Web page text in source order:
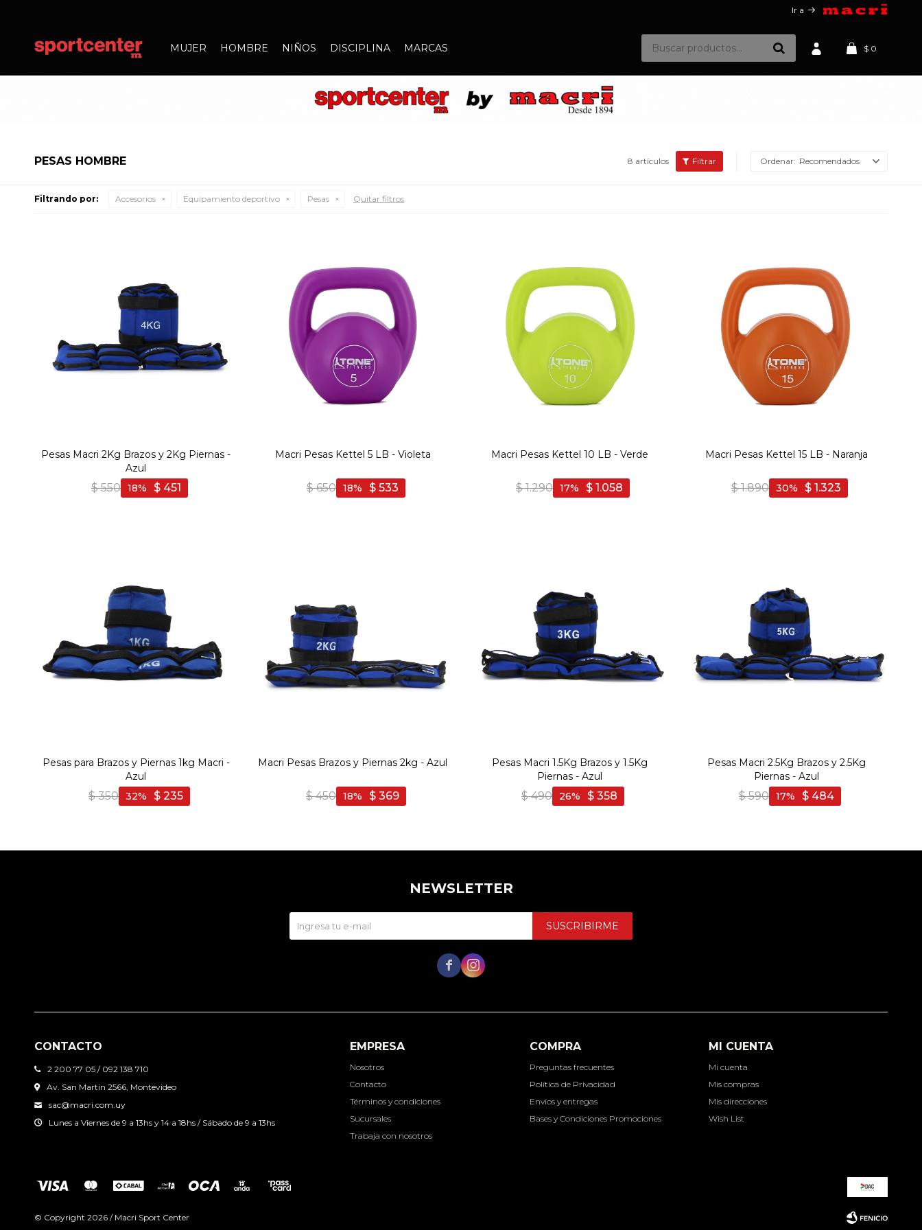
MUJER HOMBRE NIÑOS DISCIPLINA MARCAS $ 0
Ir a
PESAS HOMBRE 8 artículos Recomendados
Filtrando por: Accesorios Equipamiento deportivo Pesas Quitar filtros
Pesas Macri 2Kg Brazos y 2Kg Piernas -
Azul
$ 550 $ 451
18
Macri Pesas Kettel 5 LB - Violeta
$ 650 $ 533
18
Macri Pesas Kettel 10 LB - Verde
$ 1.290 $ 1.058
17
Macri Pesas Kettel 15 LB - Naranja
$ 1.890 $ 1.323
30
Pesas para Brazos y Piernas 1kg Macri -
Azul
$ 350 $ 235
32
Macri Pesas Brazos y Piernas 2kg - Azul
$ 450 $ 369
18
Pesas Macri 1.5Kg Brazos y 1.5Kg
Piernas - Azul
$ 490 $ 358
26
Pesas Macri 2.5Kg Brazos y 2.5Kg
Piernas - Azul
$ 590 $ 484
17
CONTACTO
2 200 77 05 / 092 138 710
Av. San Martin 2566, Montevideo
sac@macri.com.uy
Lunes a Viernes de 9 a 13hs y 14 a 18hs / Sábado de 9 a 13hs
EMPRESA
Nosotros
Contacto
Términos y condiciones
Sucursales
Trabaja con nosotros
COMPRA
Preguntas frecuentes
Política de Privacidad
Envíos y entregas
Bases y Condiciones Promociones
MI CUENTA
Mi cuenta
Mis compras
Mis direcciones
Wish List
NEWSLETTER
SUSCRIBIRME
 
© Copyright 2026 / Macri Sport Center